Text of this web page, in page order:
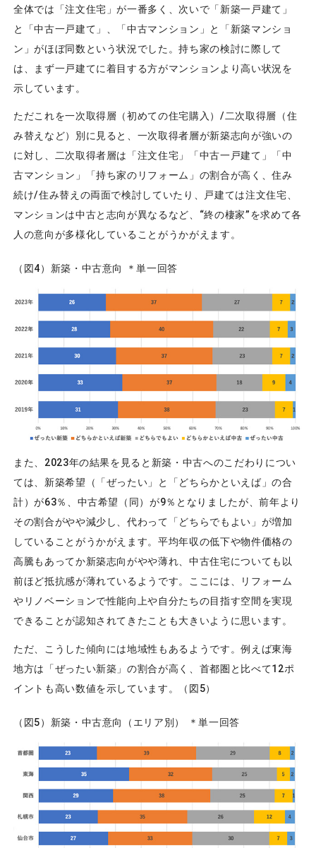
全体では「注文住宅」が一番多く、次いで「新築一戸建て」
と「中古一戸建て」、「中古マンション」と「新築マンショ
ン」がほぼ同数という状況でした。持ち家の検討に際して
は、まず一戸建てに着目する方がマンションより高い状況を
示しています。
ただこれを一次取得層（初めての住宅購入）/二次取得層（住
み替えなど）別に見ると、一次取得者層が新築志向が強いの
に対し、二次取得者層は「注文住宅」「中古一戸建て」「中
古マンション」「持ち家のリフォーム」の割合が高く、住み
続け/住み替えの両面で検討していたり、戸建ては注文住宅、
マンションは中古と志向が異なるなど、“終の棲家”を求めて各
人の意向が多様化していることがうかがえます。
（図4）新築・中古意向 ＊単一回答
また、2023年の結果を見ると新築・中古へのこだわりについ
ては、新築希望（「ぜったい」と「どちらかといえば」の合
計）が63％、中古希望（同）が9％となりましたが、前年より
その割合がやや減少し、代わって「どちらでもよい」が増加
していることがうかがえます。平均年収の低下や物件価格の
高騰もあってか新築志向がやや薄れ、中古住宅についても以
前ほど抵抗感が薄れているようです。ここには、リフォーム
やリノベーションで性能向上や自分たちの目指す空間を実現
できることが認知されてきたことも大きいように思います。
ただ、こうした傾向には地域性もあるようです。例えば東海
地方は「ぜったい新築」の割合が高く、首都圏と比べて12ポ
イントも高い数値を示しています。（図5）
（図5）新築・中古意向（エリア別） ＊単一回答